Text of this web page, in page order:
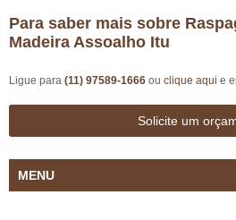
Para saber mais sobre
Madeira Assoalho Itu
Ligue para (11) 97589-1666 ou clique aqui e
Solicite um
MENU